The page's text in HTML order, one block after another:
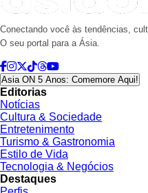
Conectando você às tendências,
O seu portal para a Ásia.
Asia ON 5 Anos: Comemore Aqui!
Editorias
Notícias
Cultura & Sociedade
Entretenimento
Turismo & Gastronomia
Estilo de Vida
Tecnologia & Negócios
Destaques